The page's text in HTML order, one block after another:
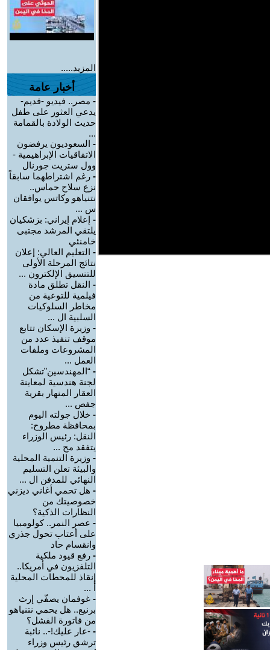
المزيد.....
أخبار عامة
- مصر.. فيديو -قديم-
يدعي العثور على طفل
حديث الولادة بالقمامة
...
- السعوديون يرفضون
الاتفاقيات الإبراهيمية -
وول ستريت جورنال
- رغم اشتراطهما سابقاً
نزع سلاح حماس..
نتنياهو وكاتس يوافقان
س ...
- إعلام إيراني: بزشكيان
يلتقي المرشد مجتبى
خامنئي
- التعليم العالي: إعلان
نتائج المرحلة الأولى
للتنسيق الإلكترون ...
- النقل تطلق مادة
فيلمية للتوعية من
مخاطر السلوكيات
السلبية ال ...
- وزيرة الإسكان تتابع
موقف تنفيذ عدد من
المشروعات وملفات
العمل ...
- “المهندسين”تشكل
لجنة هندسية لمعاينة
العقار المنهار بقرية
جفص ...
- خلال جولته اليوم
بمحافظة مطروح:
النقل: رئيس الوزراء
يتفقد مح ...
- وزيرة التنمية المحلية
والبيئة تعلن التسليم
النهائي للمدفن ال ...
- هل تحمي أغاني ديزني
خصوصيتك من
النظارات الذكية؟
- عصر النمر.. كولومبيا
على أعتاب تحول جذري
وانقسام حاد
- رفع قيود ملكية
التلفزيون في أمريكا..
إنقاذ للمحطات المحلية
أ ...
- غوفمان يصفّي إرث
برنيع.. هل يحمي نتنياهو
من فاتورة الفشل؟
- -عار عليك!-.. نائبة
ترشق رئيس وزراء